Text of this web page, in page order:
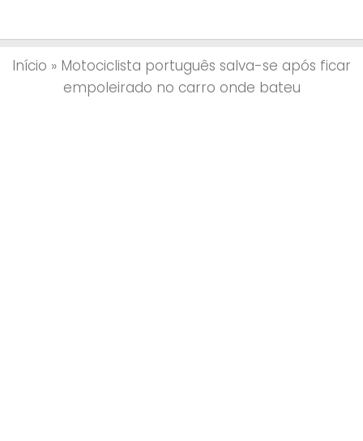
Início » Motociclista português salva-se após ficar
empoleirado no carro onde bateu